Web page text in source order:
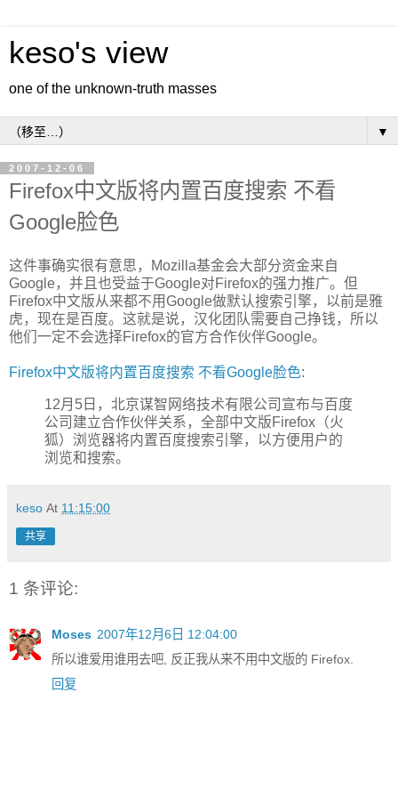
keso's view
one of the unknown-truth masses
▼
2007-12-06
Firefox中文版将内置百度搜索 不看
Google脸色
这件事确实很有意思，Mozilla基金会大部分资金来自
Google，并且也受益于Google对Firefox的强力推广。但
Firefox中文版从来都不用Google做默认搜索引擎，以前是雅
虎，现在是百度。这就是说，汉化团队需要自己挣钱，所以
他们一定不会选择Firefox的官方合作伙伴Google。
Firefox中文版将内置百度搜索 不看Google脸色:
12月5日，北京谋智网络技术有限公司宣布与百度
公司建立合作伙伴关系，全部中文版Firefox（火
狐）浏览器将内置百度搜索引擎，以方便用户的
浏览和搜索。
keso At 11:15:00
共享
1 条评论:
Moses 2007年12月6日 12:04:00
所以谁爱用谁用去吧, 反正我从来不用中文版的 Firefox.
回复